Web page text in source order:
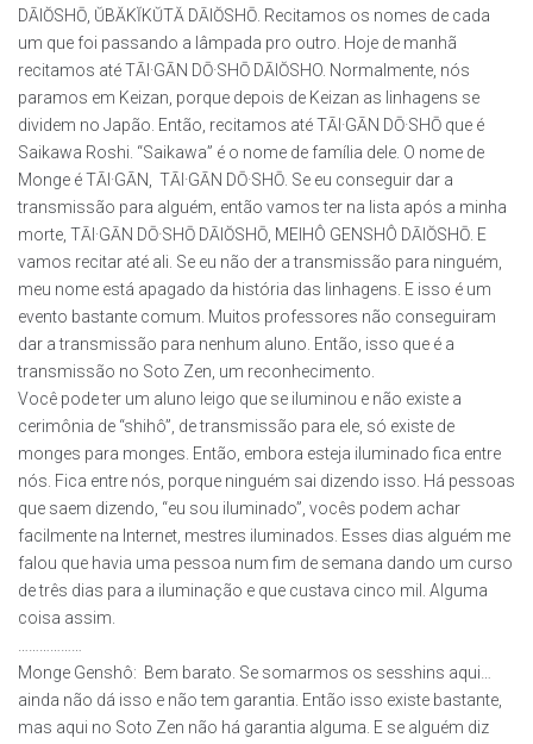
DĀIŎSHŌ, ŬBĂKĬKŬTĂ DĀIŎSHŌ. Recitamos os nomes de cada
um que foi passando a lâmpada pro outro. Hoje de manhã
recitamos até TĀI·GĀN DŌ·SHŌ DĀIŎSHO. Normalmente, nós
paramos em Keizan, porque depois de Keizan as linhagens se
dividem no Japão. Então, recitamos até TĀI·GĀN DŌ·SHŌ que é
Saikawa Roshi. “Saikawa” é o nome de família dele. O nome de
Monge é TĀI·GĀN, TĀI·GĀN DŌ·SHŌ. Se eu conseguir dar a
transmissão para alguém, então vamos ter na lista após a minha
morte, TĀI·GĀN DŌ·SHŌ DĀIŎSHŌ, MEIHÔ GENSHÔ DĀIŎSHŌ. E
vamos recitar até ali. Se eu não der a transmissão para ninguém,
meu nome está apagado da história das linhagens. E isso é um
evento bastante comum. Muitos professores não conseguiram
dar a transmissão para nenhum aluno. Então, isso que é a
transmissão no Soto Zen, um reconhecimento.
Você pode ter um aluno leigo que se iluminou e não existe a
cerimônia de “shihô”, de transmissão para ele, só existe de
monges para monges. Então, embora esteja iluminado fica entre
nós. Fica entre nós, porque ninguém sai dizendo isso. Há pessoas
que saem dizendo, “eu sou iluminado”, vocês podem achar
facilmente na Internet, mestres iluminados. Esses dias alguém me
falou que havia uma pessoa num fim de semana dando um curso
de três dias para a iluminação e que custava cinco mil. Alguma
coisa assim.
………………
Monge Genshô: Bem barato. Se somarmos os sesshins aqui…
ainda não dá isso e não tem garantia. Então isso existe bastante,
mas aqui no Soto Zen não há garantia alguma. E se alguém diz